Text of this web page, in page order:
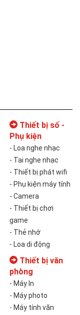
Thiết bị số -
Phụ kiện
- Loa nghe nhạc
- Tai nghe nhạc
- Thiết bị phát wifi
- Phụ kiện máy tính
- Camera
- Thiết bị chơi
game
- Thẻ nhớ
- Loa di động
Thiết bị văn
phòng
- Máy In
- Máy photo
- Máy tính văn